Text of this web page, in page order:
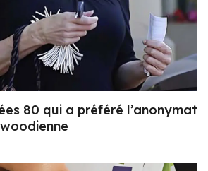
80 qui a préféré l’anonymat